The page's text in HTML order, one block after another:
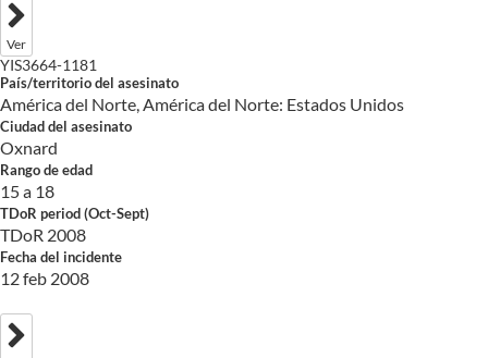
Ver
YIS3664-1181
País/territorio del asesinato
América del Norte, América del Norte: Estados Unidos
Ciudad del asesinato
Oxnard
Rango de edad
15 a 18
TDoR period (Oct-Sept)
TDoR 2008
Fecha del incidente
12 feb 2008